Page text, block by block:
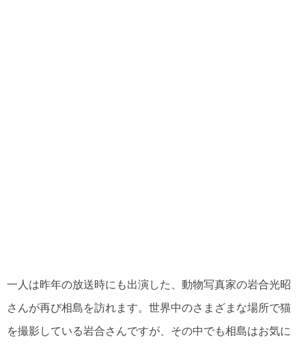
一人は昨年の放送時にも出演した、動物写真家の岩合光昭
さんが再び相島を訪れます。世界中のさまざまな場所で猫
を撮影している岩合さんですが、その中でも相島はお気に